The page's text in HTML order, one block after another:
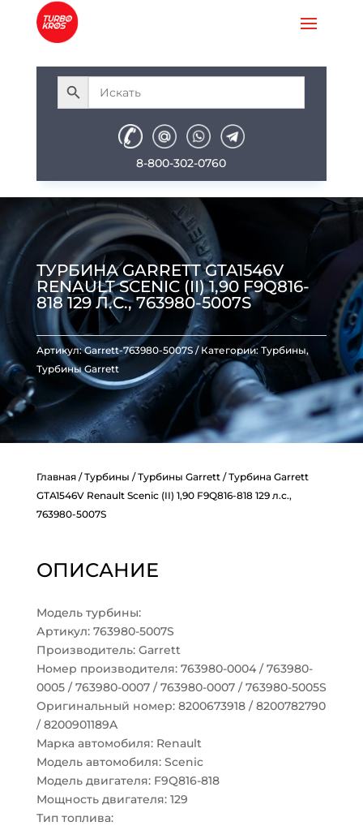
8-800-302-0760
ТУРБИНА GARRETT GTA1546V
RENAULT SCENIC (II) 1,90 F9Q816-
818 129 Л.С., 763980-5007S
Артикул:Garrett-763980-5007S Категории: Турбины,
Турбины Garrett
Главная/Турбины /Турбины Garrett/ Турбина Garrett
GTA1546V Renault Scenic (II) 1,90 F9Q816-818 129 л.с.,
763980-5007S
ОПИСАНИЕ
Модель турбины:
Артикул: 763980-5007S
Производитель: Garrett
Номер производителя: 763980-0004 / 763980-
0005 / 763980-0007 / 763980-0007 / 763980-5005S
Оригинальный номер: 8200673918 / 8200782790
/ 8200901189A
Марка автомобиля: Renault
Модель автомобиля: Scenic
Модель двигателя: F9Q816-818
Мощность двигателя: 129
Тип топлива: